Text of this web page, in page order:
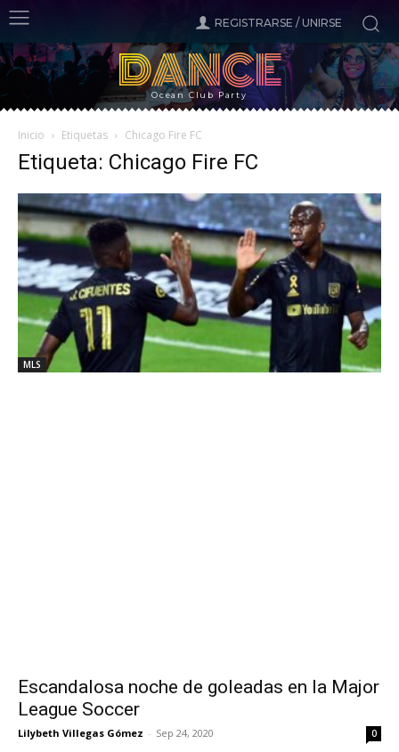
REGISTRARSE / UNIRSE
DANCE
Ocean Club Party
Inicio Etiquetas Chicago Fire FC
Etiqueta: Chicago Fire FC
MLS
Escandalosa noche de goleadas en la Major
League Soccer
Lilybeth Villegas Gómez - Sep 24, 2020 0